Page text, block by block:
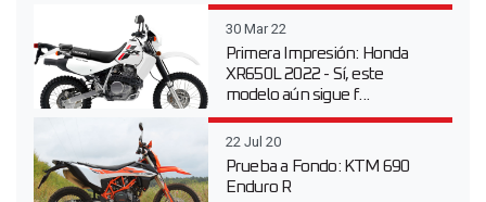
30 Mar 22
Primera Impresión: Honda
XR650L 2022 - Sí, este
modelo aún sigue f...
22 Jul 20
Prueba a Fondo: KTM 690
Enduro R